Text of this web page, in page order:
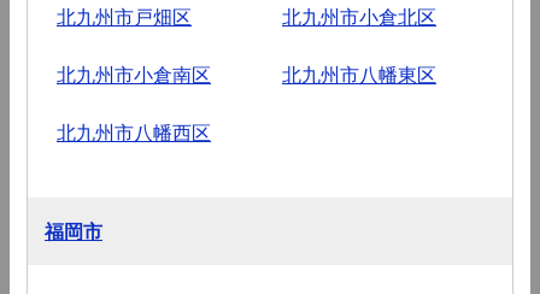
北九州市戸畑区 北九州市小倉北区
北九州市小倉南区 北九州市八幡東区
北九州市八幡西区
福岡市